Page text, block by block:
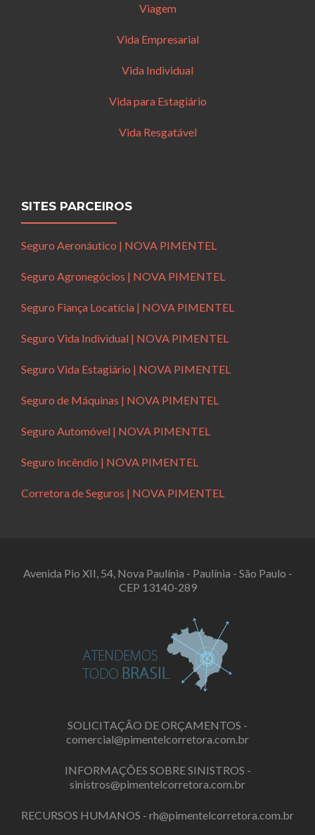
Viagem
Vida Empresarial
Vida Individual
Vida para Estagiário
Vida Resgatável
SITES PARCEIROS
Seguro Aeronáutico | NOVA PIMENTEL
Seguro Agronegócios | NOVA PIMENTEL
Seguro Fiança Locatícia | NOVA PIMENTEL
Seguro Vida Individual | NOVA PIMENTEL
Seguro Vida Estagiário | NOVA PIMENTEL
Seguro de Máquinas | NOVA PIMENTEL
Seguro Automóvel | NOVA PIMENTEL
Seguro Incêndio | NOVA PIMENTEL
Corretora de Seguros | NOVA PIMENTEL
Avenida Pio XII, 54, Nova Paulínia - Paulínia - São Paulo -
CEP 13140-289
SOLICITAÇÃO DE ORÇAMENTOS -
comercial@pimentelcorretora.com.br
INFORMAÇÕES SOBRE SINISTROS -
sinistros@pimentelcorretora.com.br
RECURSOS HUMANOS - rh@pimentelcorretora.com.br